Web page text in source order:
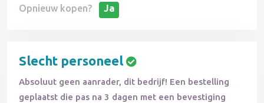
Opnieuw kopen?
Ja
Slecht personeel
Absoluut geen aanrader, dit bedrijf! Een bestelling
geplaatst die pas na 3 dagen met een bevestiging